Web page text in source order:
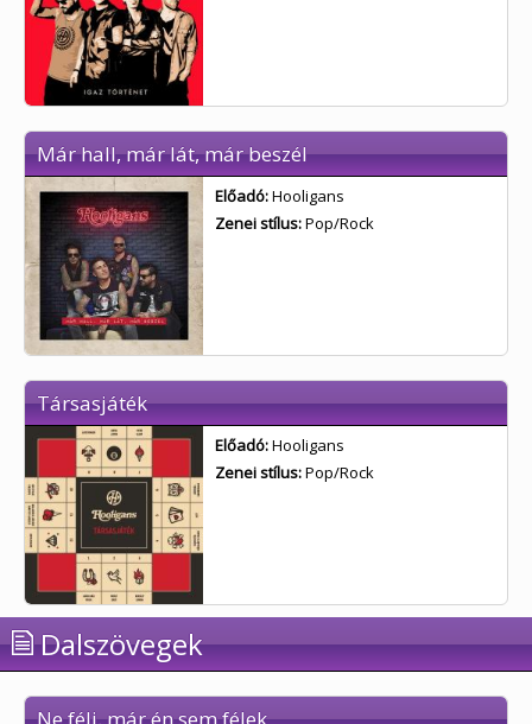
Már hall, már lát, már beszél
Előadó:Hooligans
Zenei stílus:Pop/Rock
Társasjáték
Előadó:Hooligans
Zenei stílus:Pop/Rock
Dalszövegek